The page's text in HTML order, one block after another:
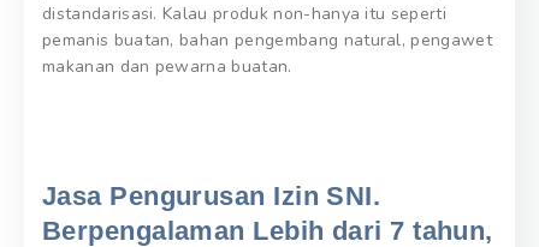
distandarisasi. Kalau produk non-hanya itu seperti
pemanis buatan, bahan pengembang natural, pengawet
makanan dan pewarna buatan.
Jasa Pengurusan Izin SNI.
Berpengalaman Lebih dari 7 tahun,